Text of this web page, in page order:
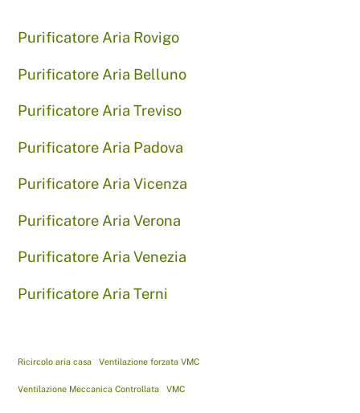
Purificatore Aria Rovigo
Purificatore Aria Belluno
Purificatore Aria Treviso
Purificatore Aria Padova
Purificatore Aria Vicenza
Purificatore Aria Verona
Purificatore Aria Venezia
Purificatore Aria Terni
Ricircolo aria casa Ventilazione forzata VMC
Ventilazione Meccanica Controllata VMC